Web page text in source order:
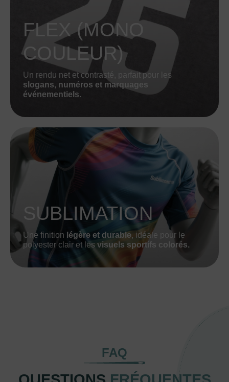
FLEX (MONO
COULEUR)
Un rendu net et contrasté, parfait pour les
slogans, numéros et marquages
événementiels.
SUBLIMATION
Une finition légère et durable, idéale pour le
polyester clair et les visuels sportifs colorés.
FAQ